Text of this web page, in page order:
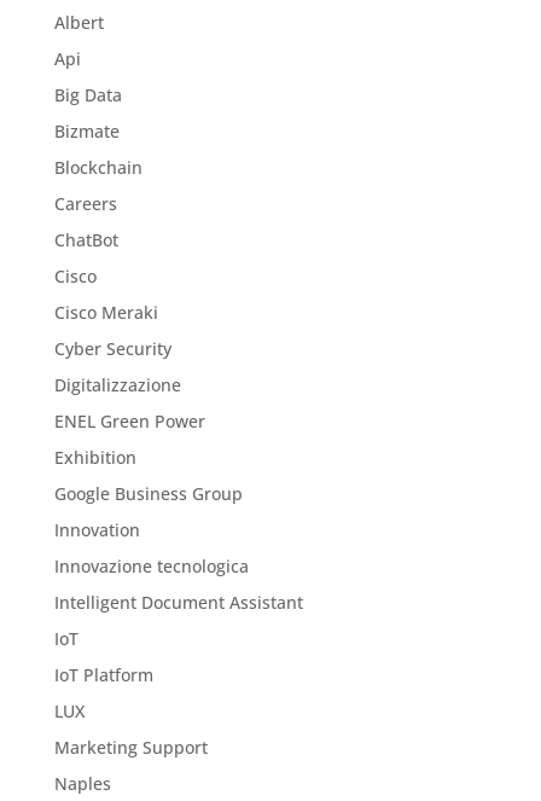
Albert
Api
Big Data
Bizmate
Blockchain
Careers
ChatBot
Cisco
Cisco Meraki
Cyber Security
Digitalizzazione
ENEL Green Power
Exhibition
Google Business Group
Innovation
Innovazione tecnologica
Intelligent Document Assistant
IoT
IoT Platform
LUX
Marketing Support
Naples